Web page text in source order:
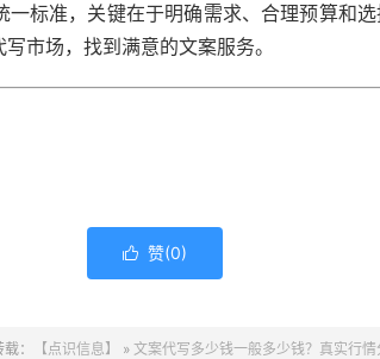
标准，关键在于明确需求、合理预算和
市场，找到满意的文案服务。
 赞(0)
： 【点识信息】 » 文案代写多少钱一般多少钱？真实行情